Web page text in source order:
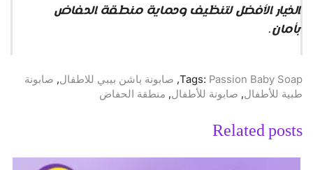
الخيار الأفضل لتنظيف وحماية منطقة الحفاض
بأمان.
Tags: Passion Baby Soap
, صابونة باشن بيبي للاطفال, صابونة
طبية للأطفال, صابونة للأطفال, منطقة الحفاض
Related posts